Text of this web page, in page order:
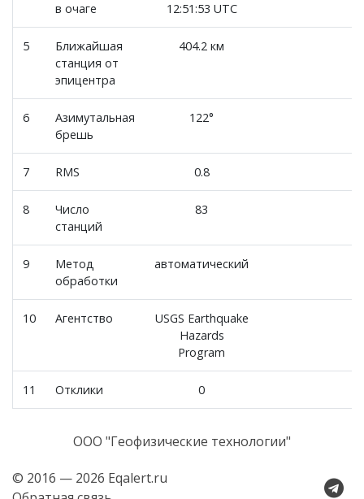
в очаге
12:51:53 UTC
5
Ближайшая
станция от
эпицентра
404.2 км
6
Азимутальная
брешь
122°
7 RMS 0.8
8
Число
станций
83
9
Метод
обработки
автоматический
10 Агентство
USGS Earthquake
Hazards
Program
11 Отклики 0
© 2016 — 2026 Eqalert.ru
ООО "Геофизические технологии"